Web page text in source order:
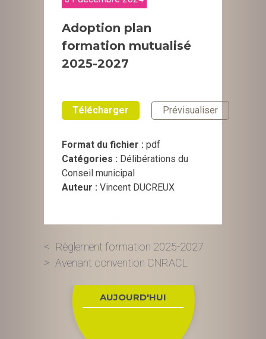
Adoption plan
formation mutualisé
2025-2027
Télécharger Prévisualiser
Format du fichier : pdf
Catégories : Délibérations du
Conseil municipal
Auteur : Vincent DUCREUX
Navigation
de
l’article
Règlement formation 2025-2027
Avenant convention CNRACL
AUJOURD'HUI